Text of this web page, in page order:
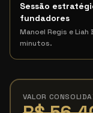
Sessão
fundadores
Manoel Regis e
minutos.
VALOR